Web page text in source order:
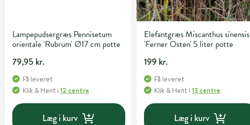
Lampepudsergræs Pennisetum
orientale 'Rubrum' Ø17 cm potte
79,95 kr.
Få leveret
Klik & Hent i 12 centre
Læg i kurv
Elefantgræs Miscanthus sinensis
'Ferner Osten' 5 liter potte
199 kr.
Få leveret
Klik & Hent i13 centre
Læg i kurv